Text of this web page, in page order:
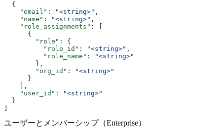
  {
    "email"
: "<string>" ,
    "name"
: "<string>" ,
    "role_assignments"
: [
      {
        "role"
: {
          "role_id"
: "<string>" ,
          "role_name"
:
"<string>"
        },
        "org_id"
:
"<string>"
      }
    ],
    "user_id"
:
"<string>"
  }
ユーザーとメンバーシップ（Enterprise）